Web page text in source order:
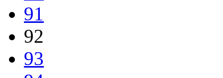
91
92
93